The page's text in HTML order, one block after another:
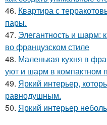
46. Квартира с
пары.
47. Элегантность и шарм:
во французском стиле
48. Маленькая кухня в
уют и шарм в компактном
49. Яркий интерьер,
равнодушным.
50. Яркий интерьер